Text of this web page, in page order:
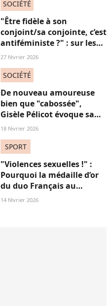
subissent toutes ses
consœurs
SOCIÉTÉ
"Être fidèle à son
conjoint/sa conjointe, c’est
antiféministe ?" : sur les
réseaux sociaux, cette
27 février 2026
SOCIÉTÉ
De nouveau amoureuse
bien que "cabossée",
Gisèle Pélicot évoque sa
nouvelle vie avec
18 février 2026
SPORT
"Violences sexuelles !" :
Pourquoi la médaille d’or
du duo Français au
patinage aux JO fait
14 février 2026